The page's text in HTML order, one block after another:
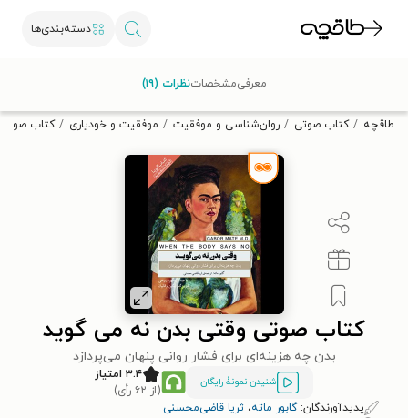
دسته‌بندی‌ها
تخفیف از طاقچه دریافت کن.
طاقچه کتاب صوتی روان‌شناسی و موفقیت موفقیت و خودیاری کتاب
کتاب صوتی وقتی بدن نه می‌ گوید
بدن چه هزینه‌ای برای فشار روانی پنهان می‌پردازد
شنیدن نمونۀ رایگان
۳.۴ امتیاز
(از ۶۲ رأی)
پدیدآورندگان:گابور ماته، ثریا قاضی‌محسنی
معرفیمشخصاتنظرات (۱۹)